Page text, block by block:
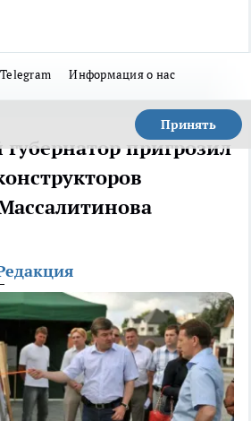
Информация о нас
Принять
пригрозил